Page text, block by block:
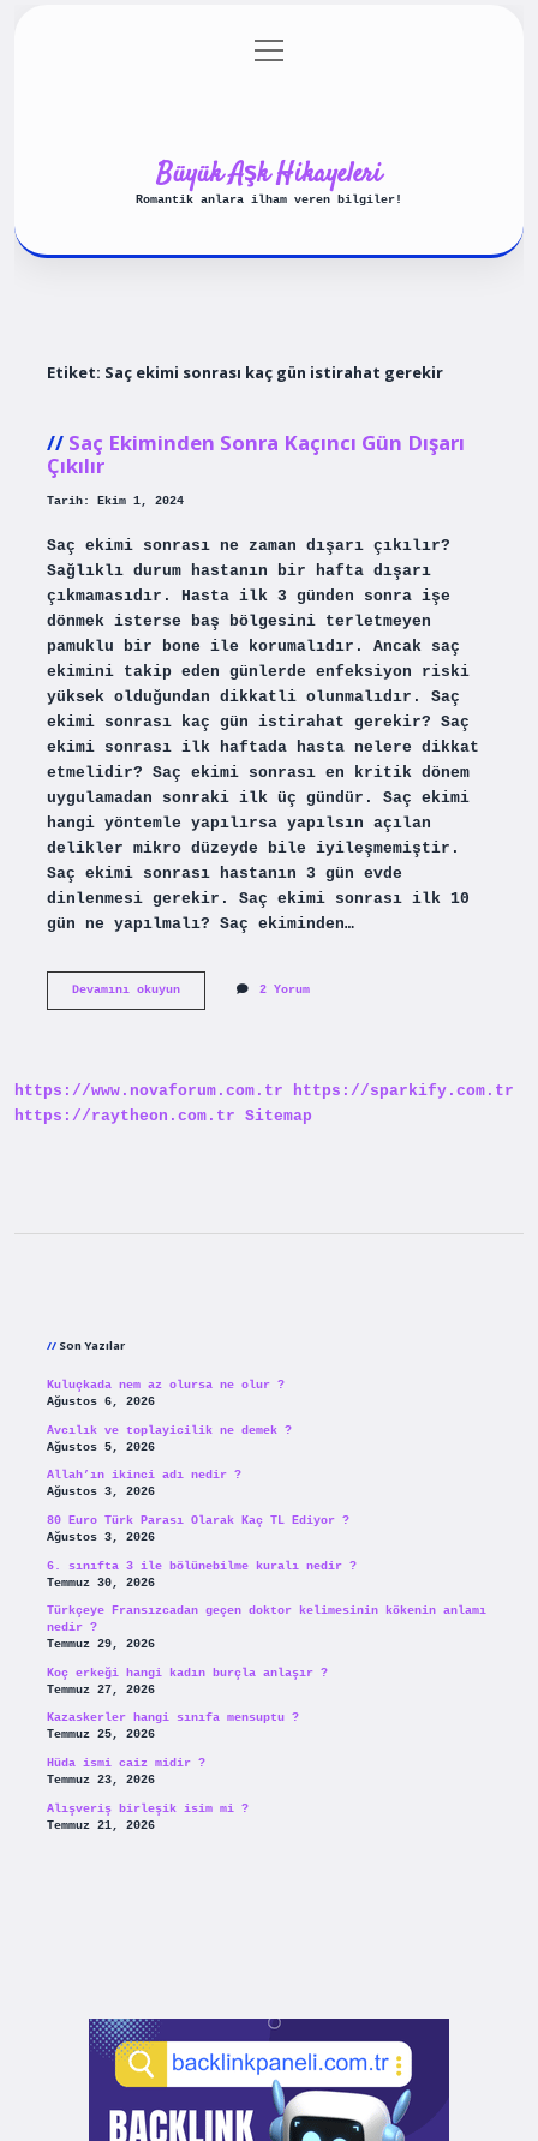
Gizlilik Politikası
menüyü
aç
Büyük Aşk Hikayeleri
Romantik anlara ilham veren bilgiler!
Etiket: Saç ekimi sonrası kaç gün istirahat gerekir
Saç Ekiminden Sonra Kaçıncı Gün Dışarı
Çıkılır
Tarih: Ekim 1, 2024
Saç ekimi sonrası ne zaman dışarı çıkılır?
Sağlıklı durum hastanın bir hafta dışarı
çıkmamasıdır. Hasta ilk 3 günden sonra işe
dönmek isterse baş bölgesini terletmeyen
pamuklu bir bone ile korumalıdır. Ancak saç
ekimini takip eden günlerde enfeksiyon riski
yüksek olduğundan dikkatli olunmalıdır. Saç
ekimi sonrası kaç gün istirahat gerekir? Saç
ekimi sonrası ilk haftada hasta nelere dikkat
etmelidir? Saç ekimi sonrası en kritik dönem
uygulamadan sonraki ilk üç gündür. Saç ekimi
hangi yöntemle yapılırsa yapılsın açılan
delikler mikro düzeyde bile iyileşmemiştir.
Saç ekimi sonrası hastanın 3 gün evde
dinlenmesi gerekir. Saç ekimi sonrası ilk 10
gün ne yapılmalı? Saç ekiminden…
Devamını okuyunSaç
Çıkılır
2 Yorum
https://www.novaforum.com.tr
https://sparkify.com.tr
https://raytheon.com.tr Sitemap
Son Yazılar
Kuluçkada nem az olursa ne olur ?
Ağustos 6, 2026
Avcılık ve toplayicilik ne demek ?
Ağustos 5, 2026
Allah’ın ikinci adı nedir ?
Ağustos 3, 2026
80 Euro Türk Parası Olarak Kaç TL Ediyor ?
Ağustos 3, 2026
6. sınıfta 3 ile bölünebilme kuralı nedir ?
Temmuz 30, 2026
Türkçeye Fransızcadan geçen doktor kelimesinin kökenin anlamı
nedir ?
Temmuz 29, 2026
Koç erkeği hangi kadın burçla anlaşır ?
Temmuz 27, 2026
Kazaskerler hangi sınıfa mensuptu ?
Temmuz 25, 2026
Hüda ismi caiz midir ?
Temmuz 23, 2026
Alışveriş birleşik isim mi ?
Temmuz 21, 2026